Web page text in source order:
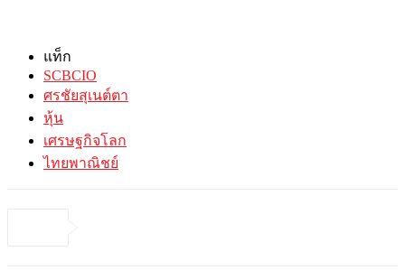
แท็ก
SCBCIO
ศรชัยสุเนต์ตา
หุ้น
เศรษฐกิจโลก
ไทยพาณิชย์